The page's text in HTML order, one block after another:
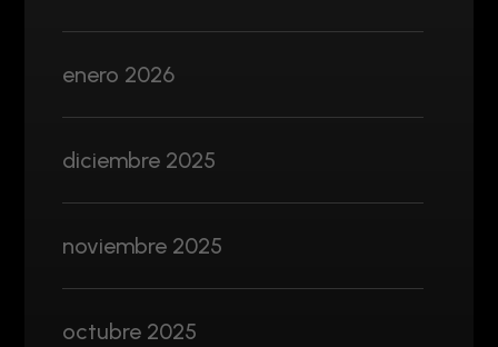
enero 2026
diciembre 2025
noviembre 2025
octubre 2025